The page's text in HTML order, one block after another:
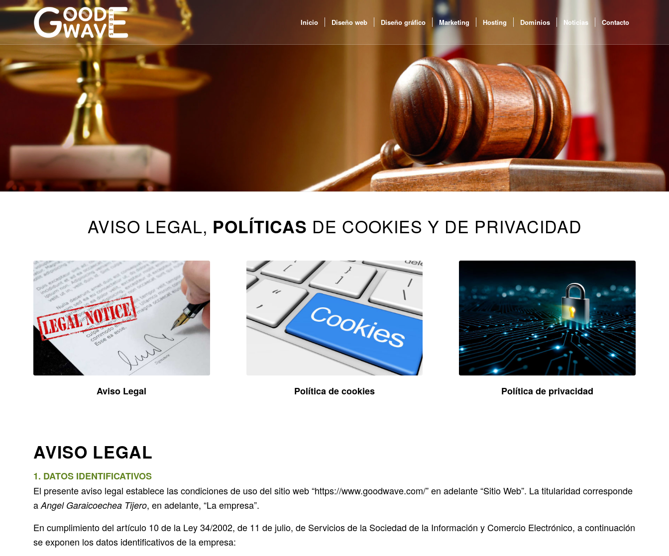
Inicio Diseño web Diseño gráfico Marketing Hosting Dominios Noticias Contacto
AVISO LEGAL, POLÍTICAS DE COOKIES Y DE PRIVACIDAD
Aviso Legal Política de cookies Política de privacidad
AVISO LEGAL
1. DATOS IDENTIFICATIVOS
El presente aviso legal establece las condiciones de uso del sitio web “https://www.goodwave.com/” en adelante “Sitio Web”. La titularidad corresponde
aAngel Garaicoechea Tijero, en adelante, “La empresa”.
En cumplimiento del artículo 10 de la Ley 34/2002, de 11 de julio, de Servicios de la Sociedad de la Información y Comercio Electrónico, a continuación
se exponen los datos identificativos de la empresa: